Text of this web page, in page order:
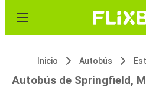
Inicio Autobús
Autobús de Springfield,